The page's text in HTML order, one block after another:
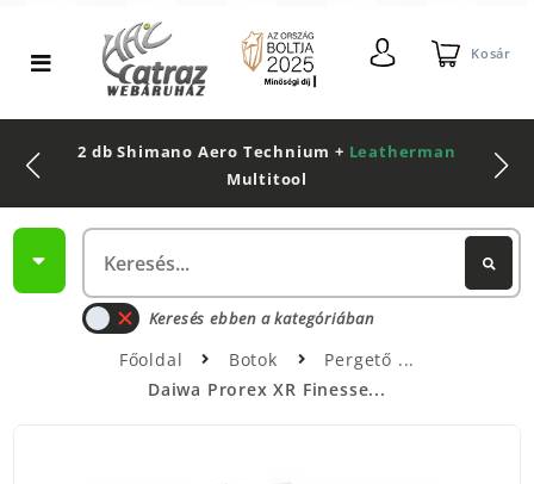
Kosár
2 db Shimano Aero Technium + Leatherman
Multitool
Keresés ebben a kategóriában
Főoldal Botok
Pergető
Daiwa Prorex XR Finesse...